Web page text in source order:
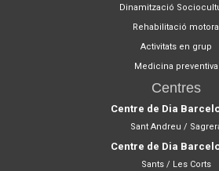
Dinamització
Rehabilitació motora
Activitats en grup
Medicina preventiva
Centres
Centre de Dia
Sant Andreu /
Centre de Dia
Sants / Les Corts